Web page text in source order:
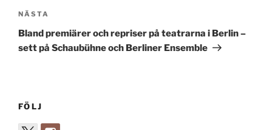
Nästa
inlägg
NÄSTA
Bland premiärer och repriser på teatrarna i Berlin –
sett på Schaubühne och Berliner Ensemble
FÖLJ